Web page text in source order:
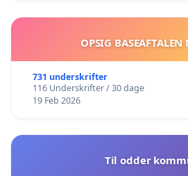
OPSIG BASEAFTALEN
731 underskrifter
116 Underskrifter / 30 dage
19 Feb 2026
Til odder